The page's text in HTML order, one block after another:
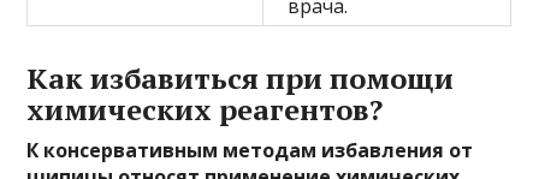
врача.
Как избавиться при помощи
химических реагентов?
К консервативным методам избавления от